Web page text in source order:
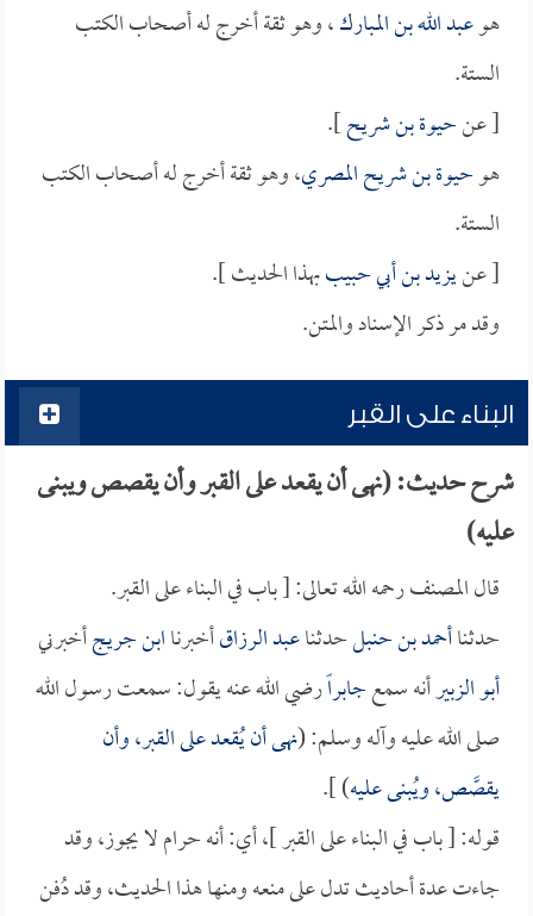
هوعبد الله بن المبارك، وهو ثقة أخرج له أصحاب الكتب
الستة.
[ عنحيوة بن شريح].
هوحيوة بن شريح المصري، وهو ثقة أخرج له أصحاب الكتب
الستة.
[ عنيزيد بن أبي حبيببهذا الحديث ].
وقد مر ذكر الإسناد والمتن.
البناء على القبر
شرح حديث: (نهى أن يقعد على القبر وأن يقصص ويبنى
عليه)
قال المصنف رحمه الله تعالى: [ باب في البناء على القبر.
حدثناأحمد بن حنبلحدثناعبد الرزاقأخبرناابن جريجأخبرني
أبو الزبيرأنه سمعجابراًرضي الله عنه يقول: سمعت رسول الله
صلى الله عليه وآله وسلم: (نهى أن يُقعد على القبر، وأن
يقصَّص، ويُبنى عليه) ].
قوله: [ باب في البناء على القبر ]، أي: أنه حرام لا يجوز، وقد
جاءت عدة أحاديث تدل على منعه ومنها هذا الحديث، وقد دُفن